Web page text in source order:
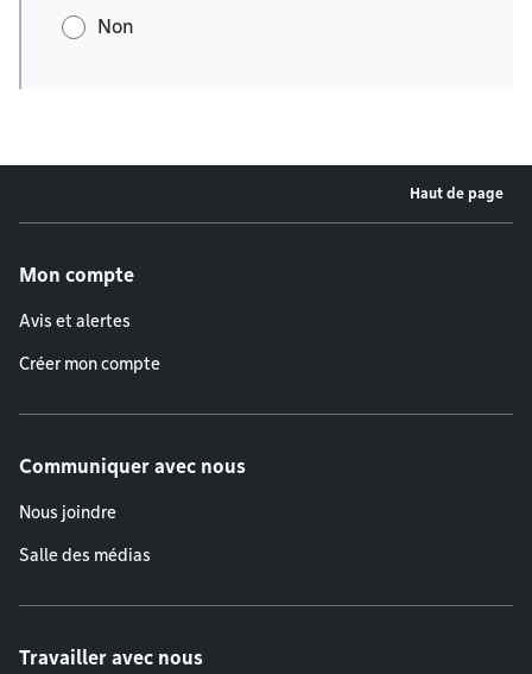
Non
Haut de page
Mon compte
Avis et alertes
Créer mon compte
Communiquer avec nous
Nous joindre
Salle des médias
Travailler avec nous